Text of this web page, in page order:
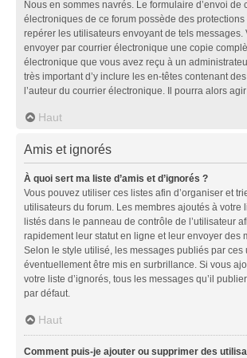
Nous en sommes navrés. Le formulaire d’envoi de
électroniques de ce forum possède des
repérer les utilisateurs envoyant de tels messages.
envoyer par courrier électronique une copie
électronique que vous avez reçu à un
très important d’y inclure les en-têtes contenant
l’auteur du courrier électronique. Il pourra alors
Haut
Amis et ignorés
À quoi sert ma liste d’amis et d’ignorés ?
Vous pouvez utiliser ces listes afin d’organiser et
utilisateurs du forum. Les membres ajoutés à votre
listés dans le panneau de contrôle de l’utilisateur
rapidement leur statut en ligne et leur envoyer des
Selon le style utilisé, les messages publiés par ces
éventuellement être mis en surbrillance. Si vous
votre liste d’ignorés, tous les messages qu’il
par défaut.
Haut
Comment puis-je ajouter ou supprimer des